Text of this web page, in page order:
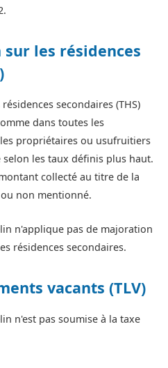
les résidences
secondaires (THS)
dans toutes les
propriétaires ou usufruitiers
les taux définis plus haut.
collecté au titre de la
non mentionné.
n'applique pas de majoration
résidences secondaires.
vacants (TLV)
n'est pas soumise à la taxe